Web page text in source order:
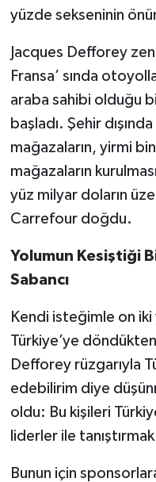
yüzde sekseninin
Jacques Defforey
Fransa’ sında
araba sahibi olduğu
başladı. Şehir
mağazaların, yirmi
mağazaların
yüz milyar doların
Carrefour doğdu.
Yolumun Kesiştiği
Sabancı
Kendi isteğimle on iki
Türkiye’ye
Defforey rüzgarıyla
edebilirim diye
oldu: Bu kişileri
liderler ile
Bunun için